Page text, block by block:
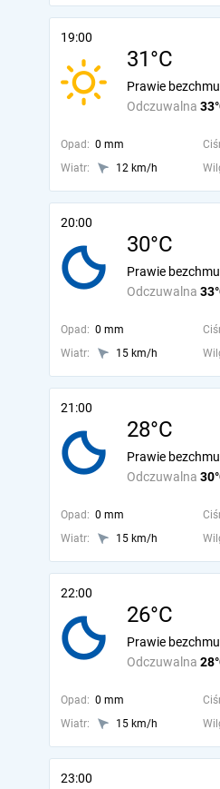
19:00
31°C
Odczuwalna
Prawie
Opad: 0 mm
Wiatr:
12 km/h
20:00
30°C
Odczuwalna
Prawie
Opad: 0 mm
Wiatr:
15 km/h
21:00
28°C
Odczuwalna
Prawie
Opad: 0 mm
Wiatr:
15 km/h
22:00
26°C
Odczuwalna
Prawie
Opad: 0 mm
Wiatr:
15 km/h
23:00